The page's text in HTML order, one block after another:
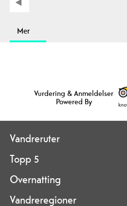
Mer
Vurdering & Anmeldelser
Powered By
Vandreruter
Topp 5
Overnatting
Vandreregioner